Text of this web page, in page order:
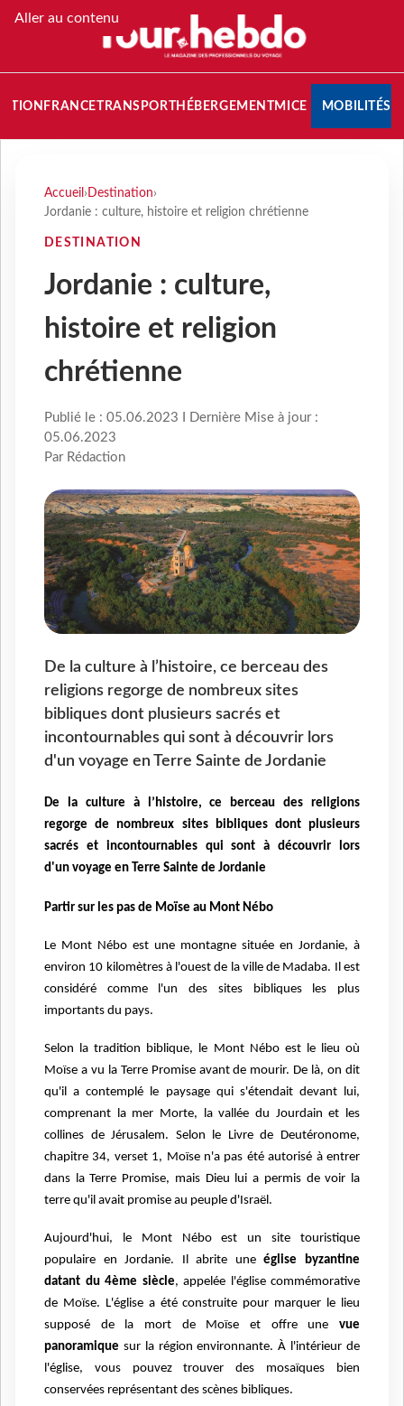
Aller au contenu
FRANCETRANSPORT HÉBERGEMENTMICE MOBILITÉS
Accueil › Destination›
Jordanie : culture, histoire et religion chrétienne
DESTINATION
Jordanie : culture,
histoire et religion
chrétienne
Publié le : 05.06.2023 I Dernière Mise à jour :
05.06.2023
Par Rédaction
De la culture à l’histoire, ce berceau des
religions regorge de nombreux sites
bibliques dont plusieurs sacrés et
incontournables qui sont à découvrir lors
d'un voyage en Terre Sainte de Jordanie
De la culture à l’histoire, ce berceau des religions
regorge de nombreux sites bibliques dont plusieurs
sacrés et incontournables qui sont à découvrir lors
d'un voyage en Terre Sainte de Jordanie
Partir sur les pas de Moïse au Mont Nébo
Le Mont Nébo est une montagne située en Jordanie, à
environ 10 kilomètres à l'ouest de la ville de Madaba. Il est
considéré comme l'un des sites bibliques les plus
importants du pays.
Selon la tradition biblique, le Mont Nébo est le lieu où
Moïse a vu la Terre Promise avant de mourir. De là, on dit
qu'il a contemplé le paysage qui s'étendait devant lui,
comprenant la mer Morte, la vallée du Jourdain et les
collines de Jérusalem. Selon le Livre de Deutéronome,
chapitre 34, verset 1, Moïse n'a pas été autorisé à entrer
dans la Terre Promise, mais Dieu lui a permis de voir la
terre qu'il avait promise au peuple d'Israël.
Aujourd'hui, le Mont Nébo est un site touristique
populaire en Jordanie. Il abrite uneéglise byzantine
datant du 4ème siècle, appelée l'église commémorative
de Moïse. L'église a été construite pour marquer le lieu
supposé de la mort de Moïse et offre une vue
panoramique sur la région environnante. À l'intérieur de
l'église, vous pouvez trouver des mosaïques bien
conservées représentant des scènes bibliques.